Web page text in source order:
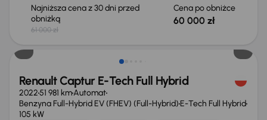
Najniższa cena z 30 dni przed
obniżką
61 000 zł
Cena po obniżce
60 000 zł
Renault Captur E-Tech Full Hybrid
202251 981 kmAutomat
Benzyna Full-Hybrid EV (FHEV) (Full-Hybrid) E-Tech Full Hybrid
105 kW